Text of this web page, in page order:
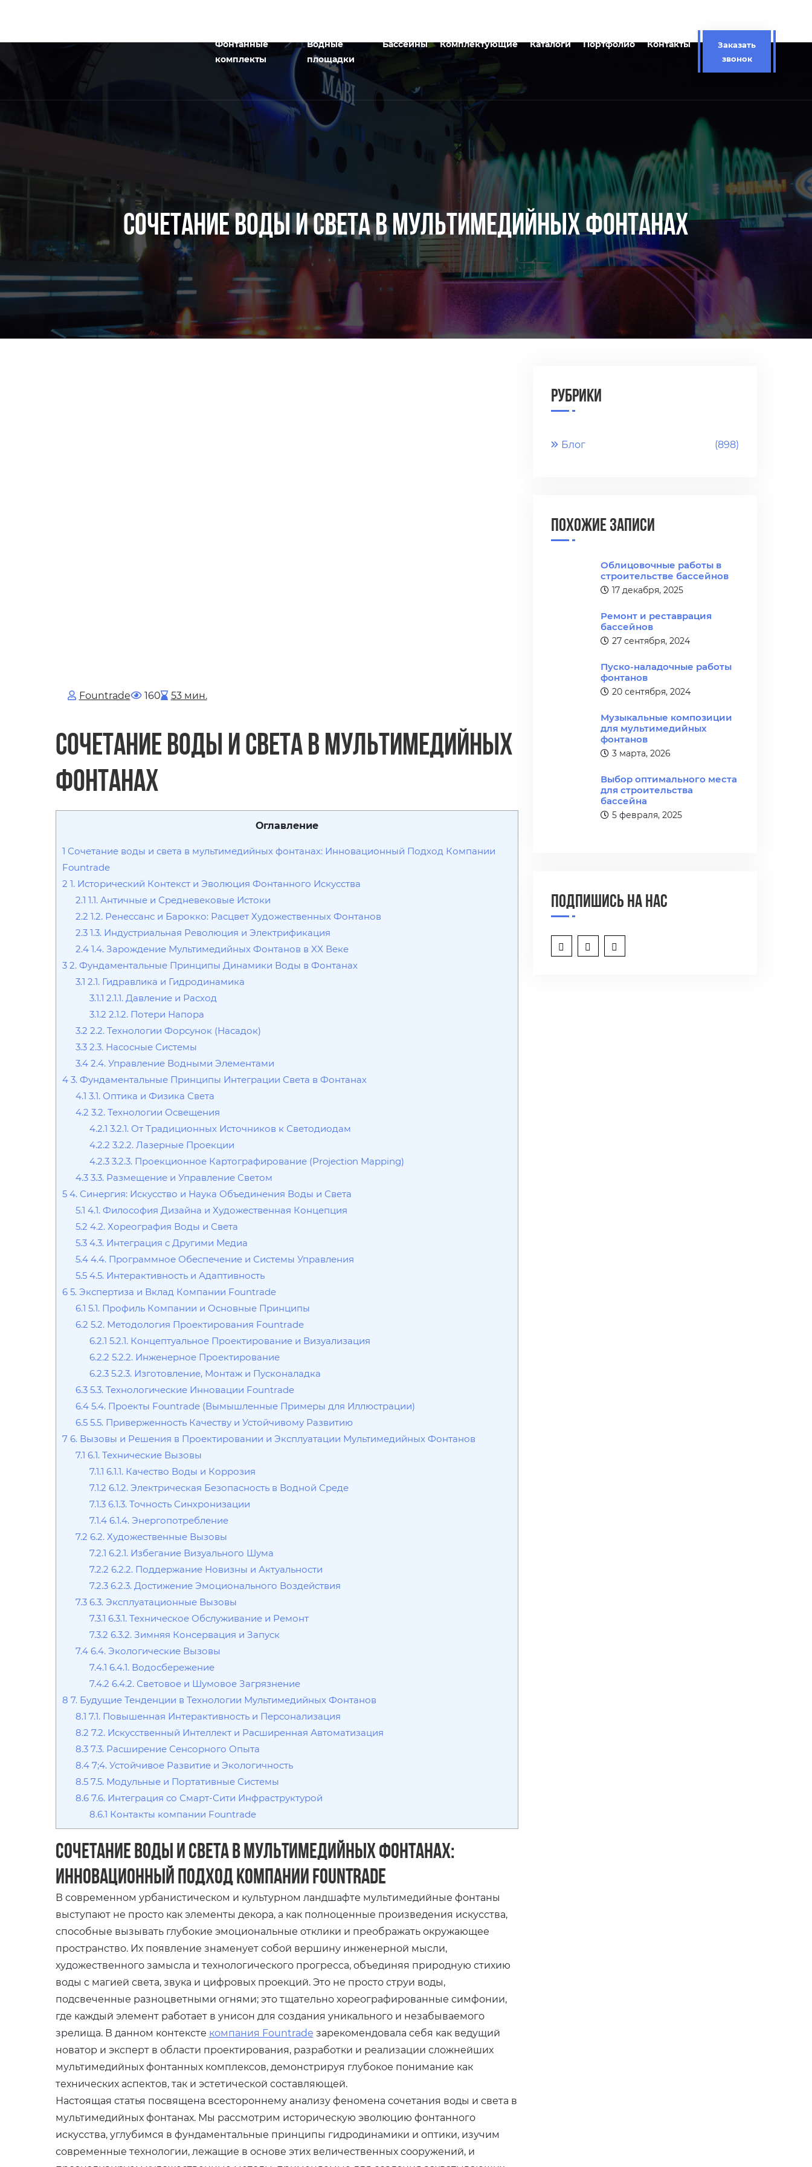
Фонтанные
комплекты
Водные
площадки
Бассейны Комплектующие Каталоги Портфолио Контакты
Заказать
звонок
СОЧЕТАНИЕ ВОДЫ И СВЕТА В МУЛЬТИМЕДИЙНЫХ ФОНТАНАХ
Fоuntrade 160 53 мин.
Сочетание воды и света в мультимедийных
фонтанах
Оглавление
1 Сочетание воды и света в мультимедийных фонтанах: Инновационный Подход Компании
Fountrade
2 1. Исторический Контекст и Эволюция Фонтанного Искусства
2.1 1.1. Античные и Средневековые Истоки
2.2 1.2. Ренессанс и Барокко: Расцвет Художественных Фонтанов
2.3 1.3. Индустриальная Революция и Электрификация
2.4 1.4. Зарождение Мультимедийных Фонтанов в XX Веке
32. Фундаментальные Принципы Динамики Воды в Фонтанах
3.1 2.1. Гидравлика и Гидродинамика
3.1.1 2.1.1. Давление и Расход
3.1.2 2.1.2. Потери Напора
3.2 2.2. Технологии Форсунок (Насадок)
3.3 2.3. Насосные Системы
3.4 2.4. Управление Водными Элементами
43. Фундаментальные Принципы Интеграции Света в Фонтанах
4.1 3.1. Оптика и Физика Света
4.2 3.2. Технологии Освещения
4.2.1 3.2.1. От Традиционных Источников к Светодиодам
4.2.2 3.2.2. Лазерные Проекции
4.2.3 3.2.3. Проекционное Картографирование (Projection Mapping)
4.3 3.3. Размещение и Управление Светом
54. Синергия: Искусство и Наука Объединения Воды и Света
5.1 4.1. Философия Дизайна и Художественная Концепция
5.2 4.2. Хореография Воды и Света
5.3 4.3. Интеграция с Другими Медиа
5.4 4.4. Программное Обеспечение и Системы Управления
5.5 4.5. Интерактивность и Адаптивность
65. Экспертиза и Вклад Компании Fountrade
6.1 5.1. Профиль Компании и Основные Принципы
6.2 5.2. Методология Проектирования Fountrade
6.2.1 5.2.1. Концептуальное Проектирование и Визуализация
6.2.2 5.2.2. Инженерное Проектирование
6.2.3 5.2.3. Изготовление, Монтаж и Пусконаладка
6.3 5.3. Технологические Инновации Fountrade
6.4 5.4. Проекты Fountrade (Вымышленные Примеры для Иллюстрации)
6.5 5.5. Приверженность Качеству и Устойчивому Развитию
76. Вызовы и Решения в Проектировании и Эксплуатации Мультимедийных Фонтанов
7.1 6.1. Технические Вызовы
7.1.1 6.1.1. Качество Воды и Коррозия
7.1.2 6.1.2. Электрическая Безопасность в Водной Среде
7.1.3 6.1.3. Точность Синхронизации
7.1.4 6.1.4. Энергопотребление
7.2 6.2. Художественные Вызовы
7.2.1 6.2.1. Избегание Визуального Шума
7.2.2 6.2.2. Поддержание Новизны и Актуальности
7.2.3 6.2.3. Достижение Эмоционального Воздействия
7.3 6.3. Эксплуатационные Вызовы
7.3.1 6.3.1. Техническое Обслуживание и Ремонт
7.3.2 6.3.2. Зимняя Консервация и Запуск
7.4 6.4. Экологические Вызовы
7.4.1 6.4.1. Водосбережение
7.4.2 6.4.2. Световое и Шумовое Загрязнение
8 7. Будущие Тенденции в Технологии Мультимедийных Фонтанов
8.1 7.1. Повышенная Интерактивность и Персонализация
8.2 7.2. Искусственный Интеллект и Расширенная Автоматизация
8.3 7.3. Расширение Сенсорного Опыта
8.4 7;4. Устойчивое Развитие и Экологичность
8.5 7.5. Модульные и Портативные Системы
8.6 7.6. Интеграция со Смарт-Сити Инфраструктурой
8.6.1 Контакты компании Fountrade
Сочетание воды и света в мультимедийных фонтанах:
Инновационный Подход Компании Fountrade
В современном урбанистическом и культурном ландшафте мультимедийные фонтаны
выступают не просто как элементы декора, а как полноценные произведения искусства,
способные вызывать глубокие эмоциональные отклики и преображать окружающее
пространство. Их появление знаменует собой вершину инженерной мысли,
художественного замысла и технологического прогресса, объединяя природную стихию
воды с магией света, звука и цифровых проекций. Это не просто струи воды,
подсвеченные разноцветными огнями; это тщательно хореографированные симфонии,
где каждый элемент работает в унисон для создания уникального и незабываемого
зрелища. В данном контексте компания Fountrade зарекомендовала себя как ведущий
новатор и эксперт в области проектирования, разработки и реализации сложнейших
мультимедийных фонтанных комплексов, демонстрируя глубокое понимание как
технических аспектов, так и эстетической составляющей.
Настоящая статья посвящена всестороннему анализу феномена сочетания воды и света в
мультимедийных фонтанах. Мы рассмотрим историческую эволюцию фонтанного
искусства, углубимся в фундаментальные принципы гидродинамики и оптики, изучим
современные технологии, лежащие в основе этих величественных сооружений, и
Рубрики
Блог (898)
Похожие записи
Облицовочные работы в
строительстве бассейнов
17 декабря, 2025
Ремонт и реставрация
бассейнов
27 сентября, 2024
Пуско-наладочные работы
фонтанов
20 сентября, 2024
Музыкальные композиции
для мультимедийных
фонтанов
3 марта, 2026
Выбор оптимального места
для строительства
бассейна
5 февраля, 2025
Подпишись на нас